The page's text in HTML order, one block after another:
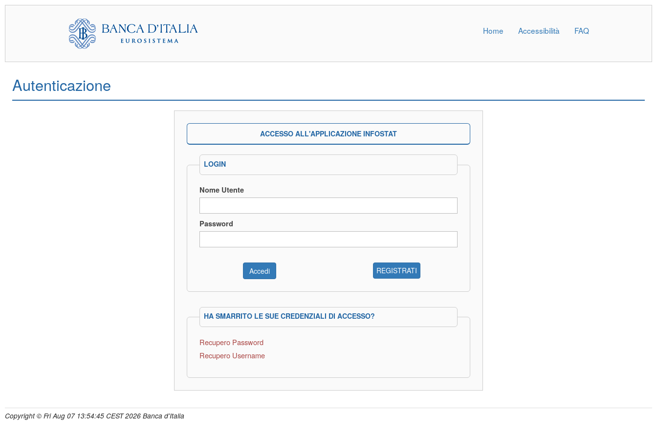
Home Accessibilità FAQ
Autenticazione
ACCESSO ALL'APPLICAZIONE INFOSTAT
LOGIN
Nome Utente
Password
REGISTRATI
HA SMARRITO LE SUE CREDENZIALI DI ACCESSO?
Recupero Password
Recupero Username
Copyright © Fri Aug 07 13:54:45 CEST 2026 Banca d'Italia